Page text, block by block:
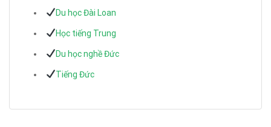
Du học Đài Loan
Học tiếng Trung
Du học nghề Đức
Tiếng Đức